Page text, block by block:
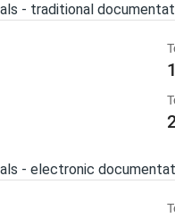
- traditional
- electronic